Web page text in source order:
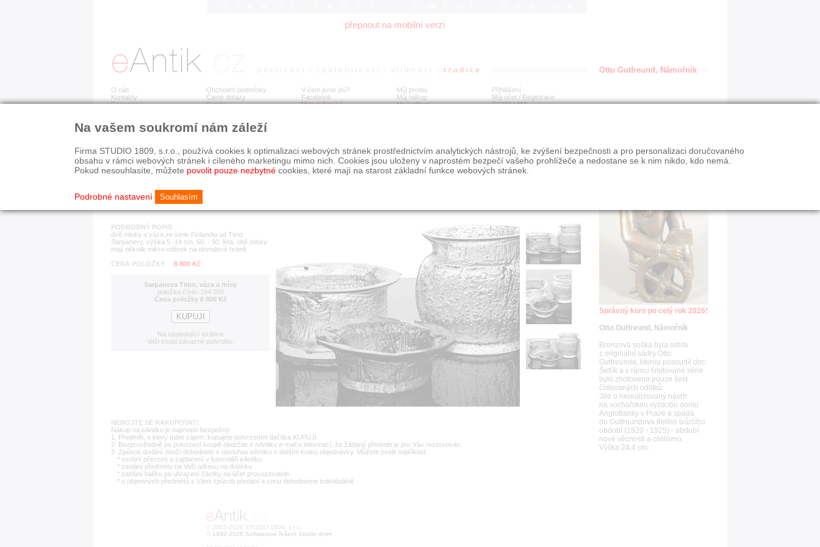
přepnout na mobilní verzi
O nás
Kontakty
Recenze
Obchodní podmínky
Časté dotazy
Ceník
V čem jsme jiní?
Facebook
Výkup šperků
Můj prodej
Můj nákup
Moje album
Přihlášení
Můj účet / Registrace
GDPR/AML
Detail položky č. 184 089 Sarpaneva Timo, váza a mísy
PODROBNÝ POPIS
dvě misky a váza ze série Finlandia od Timo
Sarpanevy, výška 5 -14 cm, 60. - 90. léta, obě misky
mají několik mikro-oděrek na obvodové hraně
CENA POLOŽKY
8 800 Kč
Sarpaneva Timo, váza a mísy
položka číslo: 184 089
Cena položky 8 800 Kč
Na následující stránce
Vaši koupi závazně potvrdíte.
NEBOJTE SE NAKUPOVAT!
Nákup na eAntiku je naprosto bezpečný:
1. Předmět, o který máte zájem, kupujete potvrzením tlačítka KUPUJI.
2. Bezprostředně po potvrzení koupě obdržíte z eAntiku e-mail s informací, že žádaný předmět je pro Vás rezervován.
3. Způsob dodání zboží dohodnete s obsluhou eAntiku v dalším kroku objednávky. Můžete zvolit například:
* osobní převzetí a zaplacení v kanceláři eAntiku
* zaslání předmětu na Vaši adresu na dobírku
* zaslání balíku po uhrazení částky na účet provozovatele
* u objemných předmětů s Vámi způsob předání a cenu dohodneme individuálně
© 2003-2026 STUDIO 1809, s.r.o.
1992-2026 Softwarové řešení Studio dmm
Otto Gutfreund, Námořník
Správný kurs po celý rok 2026!
Otto Gutfreund, Námořník
Bronzová soška byla odlita
z originální sádry Otto
Gutfreunda, kterou posoudil doc.
Šetlík a v rámci limitované série
bylo zhotoveno pouze šest
číslovaných odlitků.
Jde o nerealizovaný návrh
na sochařskou výzdobu domu
Anglobanky v Praze a spadá
do Gutfreundova třetího tvůrčího
období (1920 - 1925) - období
nové věcnosti a civilismu.
Výška 24,4 cm.
Na vašem soukromí nám záleží
Firma STUDIO 1809, s.r.o., používá cookies k optimalizaci webových stránek prostřednictvím analytických nástrojů, ke zvýšení bezpečnosti a pro personalizaci doručovaného
obsahu v rámci webových stránek i cíleného marketingu mimo nich. Cookies jsou uloženy v naprostém bezpečí vašeho prohlížeče a nedostane se k nim nikdo, kdo nemá.
Pokud nesouhlasíte, můžete povolit pouze nezbytné cookies, které mají na starost základní funkce webových stránek.
Podrobné nastavení Souhlasím